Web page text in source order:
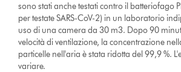
sono stati anche testati contro il batteriofago
per testate SARS-CoV-2) in un laboratorio
uso di una camera da 30 m3. Dopo 90
velocità di ventilazione, la concentrazione
particelle nell'aria è stata ridotta del 99,9 %.
variare.